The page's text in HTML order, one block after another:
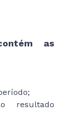
as
resultado